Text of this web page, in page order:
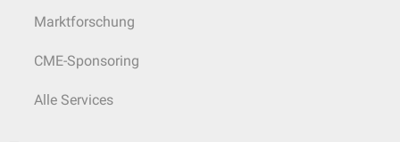
Marktforschung
CME-Sponsoring
Alle Services